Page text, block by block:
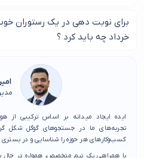
آن‌ها از طریق وسایل حمل‌ونقل عمومی
این محدوده باعث شده‌اند که مردم به
هستید، بهتر است ابتدا نظرات کاربران
بهترین انتخاب را داشته باشید.
کرده‌ایم تا به شما در انتخاب بهترین
این خواسته های شماست که اصل
مخصوص تولد در 15 خرداد را تعیین می کند.
خرداد چه باید کرد ؟
به منظور عدم تداخل بهترین است
ایده ایجاد میدانه بر اساس ترکیبی از
تجربه‌های ما در جستجوهای گوگل شکل
کسب‌وکارهای هر حوزه را شناسایی و در
با همراهی یک تیم متخصص، همواره در حال